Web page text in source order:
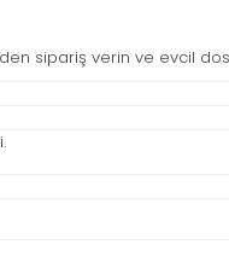
sipariş verin ve evcil